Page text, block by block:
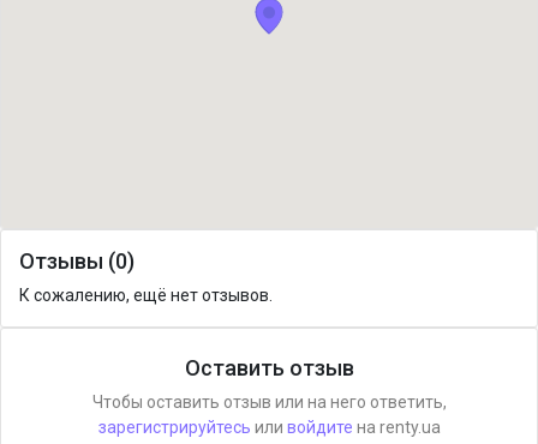
Отзывы (0)
К сожалению, ещё нет отзывов.
Оставить отзыв
Чтобы оставить отзыв или на него ответить,
зарегистрируйтесь или войдите на renty.ua